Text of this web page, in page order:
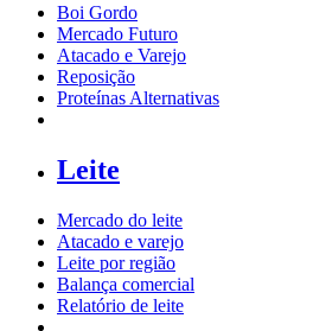
Boi Gordo
Mercado Futuro
Atacado e Varejo
Reposição
Proteínas Alternativas
Leite
Mercado do leite
Atacado e varejo
Leite por região
Balança comercial
Relatório de leite